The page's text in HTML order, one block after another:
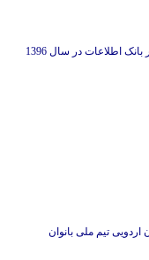
اطلاعات در سال 1396
اردویی تیم ملی بانوان